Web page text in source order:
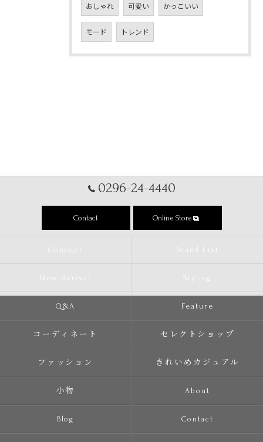
おしゃれ 可愛い かっこいい
モード トレンド
0296-24-4440
Contact Online Store
Concept Brand List
New Arrival Styling
Q&A Feature
コーディネート セレクトショップ
ファッション きれいめカジュアル
小物 About
Blog Contact